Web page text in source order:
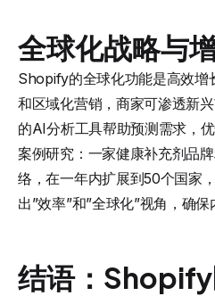
全球化战略与
Shopify的全球化功能是高效增
和区域化营销，商家可渗透新
的AI分析工具帮助预测需求，
案例研究：一家健康补充剂品
络，在一年内扩展到50个国家
出”效率”和”全球化”视角，确保
结语：